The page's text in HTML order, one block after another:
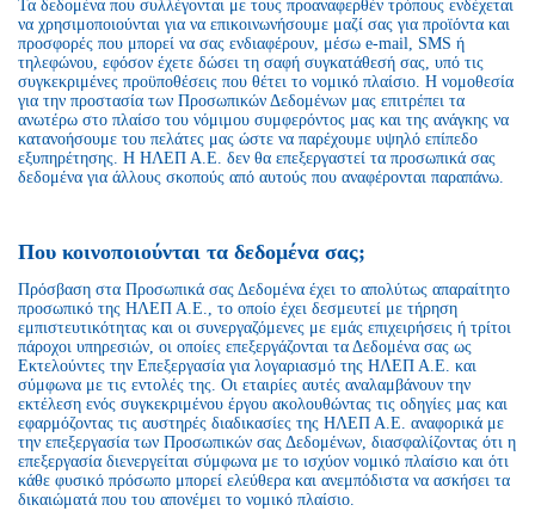
Τα δεδομένα που συλλέγονται με τους προαναφερθέν τρόπους ενδέχεται
να χρησιμοποιούνται για να επικοινωνήσουμε μαζί σας για προϊόντα και
προσφορές που μπορεί να σας ενδιαφέρουν, μέσω e-mail, SMS ή
τηλεφώνου, εφόσον έχετε δώσει τη σαφή συγκατάθεσή σας, υπό τις
συγκεκριμένες προϋποθέσεις που θέτει το νομικό πλαίσιο. Η νομοθεσία
για την προστασία των Προσωπικών Δεδομένων μας επιτρέπει τα
ανωτέρω στο πλαίσο του νόμιμου συμφερόντος μας και της ανάγκης να
κατανοήσουμε του πελάτες μας ώστε να παρέχουμε υψηλό επίπεδο
εξυπηρέτησης. Η ΗΛΕΠ Α.Ε. δεν θα επεξεργαστεί τα προσωπικά σας
δεδομένα για άλλους σκοπούς από αυτούς που αναφέρονται παραπάνω.
Που κοινοποιούνται τα δεδομένα σας;
Πρόσβαση στα Προσωπικά σας Δεδομένα έχει το απολύτως απαραίτητο
προσωπικό της ΗΛΕΠ Α.Ε., το οποίο έχει δεσμευτεί με τήρηση
εμπιστευτικότητας και οι συνεργαζόμενες με εμάς επιχειρήσεις ή τρίτοι
πάροχοι υπηρεσιών, οι οποίες επεξεργάζονται τα Δεδομένα σας ως
Εκτελούντες την Επεξεργασία για λογαριασμό της ΗΛΕΠ Α.Ε. και
σύμφωνα με τις εντολές της. Οι εταιρίες αυτές αναλαμβάνουν την
εκτέλεση ενός συγκεκριμένου έργου ακολουθώντας τις οδηγίες μας και
εφαρμόζοντας τις αυστηρές διαδικασίες της ΗΛΕΠ Α.Ε. αναφορικά με
την επεξεργασία των Προσωπικών σας Δεδομένων, διασφαλίζοντας ότι η
επεξεργασία διενεργείται σύμφωνα με το ισχύον νομικό πλαίσιο και ότι
κάθε φυσικό πρόσωπο μπορεί ελεύθερα και ανεμπόδιστα να ασκήσει τα
δικαιώματά που του απονέμει το νομικό πλαίσιο.